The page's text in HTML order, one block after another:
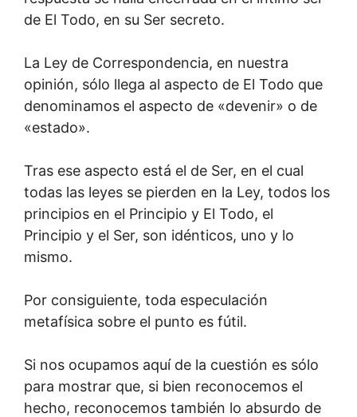
de El Todo, en su Ser secreto.
La Ley de Correspondencia, en nuestra
opinión, sólo llega al aspecto de El Todo que
denominamos el aspecto de «devenir» o de
«estado».
Tras ese aspecto está el de Ser, en el cual
todas las leyes se pierden en la Ley, todos los
principios en el Principio y El Todo, el
Principio y el Ser, son idénticos, uno y lo
mismo.
Por consiguiente, toda especulación
metafísica sobre el punto es fútil.
Si nos ocupamos aquí de la cuestión es sólo
para mostrar que, si bien reconocemos el
hecho, reconocemos también lo absurdo de